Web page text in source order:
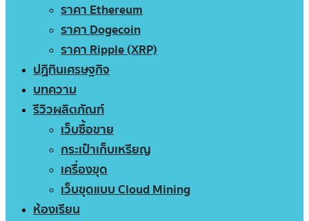
ราคา Ethereum
ราคา Dogecoin
ราคา Ripple (XRP)
ปฏิทินเศรษฐกิจ
บทความ
รีวิวผลิตภัณฑ์
เว็บซื้อขาย
กระเป๋าเก็บเหรียญ
เครื่องขุด
เว็บขุดแบบ Cloud Mining
ห้องเรียน